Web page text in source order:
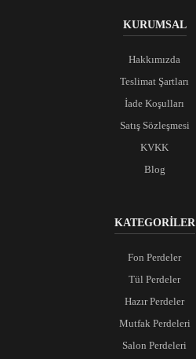
KURUMSAL
Hakkımızda
Teslimat Şartları
İade Koşulları
Satış Sözleşmesi
KVKK
Blog
KATEGORİLER
Fon Perdeler
Tül Perdeler
Hazır Perdeler
Mutfak Perdeleri
Salon Perdeleri